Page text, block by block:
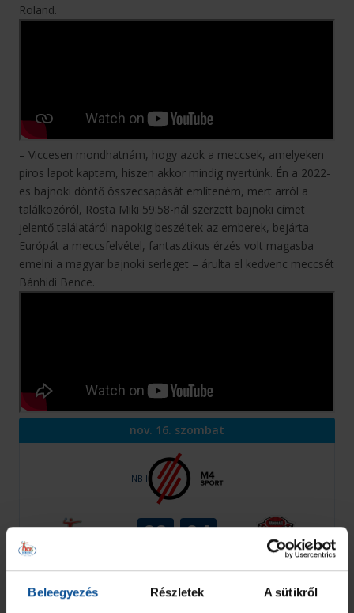
Beleegyezés Részletek A sütikről
Roland.
– Viccesen mondhatnám, hogy azok a meccsek, amelyeken
piros lapot kaptam, hiszen akkor mindig nyertünk. Én a 2022-
es bajnoki döntő összecsapását említeném, mert arról a
találkozóról, Rosta Miki 59:58-nál szerzett bajnoki címet
jelentő találatáról napokig beszéltek az emberek, bejárta
Európát a meccsfelvétel, fantasztikus érzés volt magasba
emelni a magyar bajnoki serleget – árulta el kedvenc meccsét
Bánhidi Bence.
nov. 16. szombat
NB I
28 24
OTP Bank-PICK SzegedVSONE Veszprém HC
SzegedPICK Aréna